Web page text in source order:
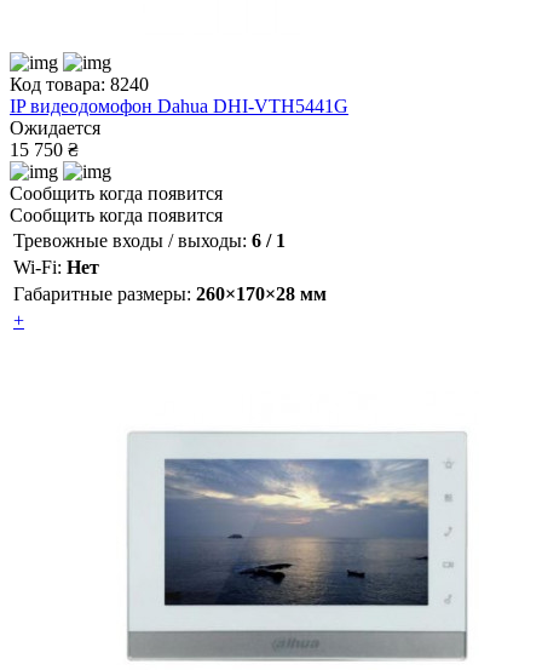
Код товара: 8240
IP видеодомофон Dahua DHI-VTH5441G
Ожидается
15 750 ₴
Сообщить когда появится
Сообщить когда появится
Тревожные входы / выходы: 6 / 1
Wi-Fi: Нет
Габаритные размеры: 260×170×28 мм
+